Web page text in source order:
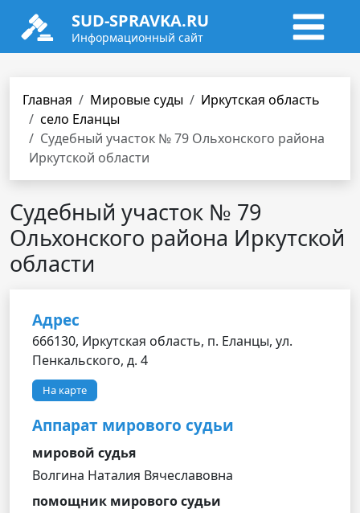
SUD-SPRAVKA.RU
Информационный сайт
Главная Мировые суды
Иркутская область
село Еланцы
Судебный участок № 79 Ольхонского района
Иркутской области
Судебный участок № 79
Ольхонского района Иркутской
области
Адрес
666130, Иркутская область, п. Еланцы, ул.
Пенкальского, д. 4
На карте
Аппарат мирового судьи
мировой судья
Волгина Наталия Вячеславовна
помощник мирового судьи